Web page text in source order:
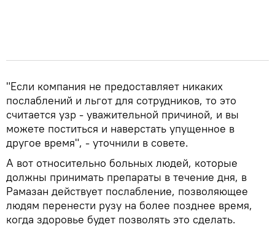
"Если компания не предоставляет никаких
послаблений и льгот для сотрудников, то это
считается узр - уважительной причиной, и вы
можете поститься и наверстать упущенное в
другое время", - уточнили в совете.
А вот относительно больных людей, которые
должны принимать препараты в течение дня, в
Рамазан действует послабление, позволяющее
людям перенести рузу на более позднее время,
когда здоровье будет позволять это сделать.